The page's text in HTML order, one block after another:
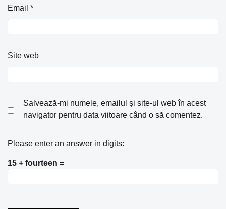
Email *
Site web
Salvează-mi numele, emailul și site-ul web în acest
navigator pentru data viitoare când o să comentez.
Please enter an answer in digits:
15 + fourteen =